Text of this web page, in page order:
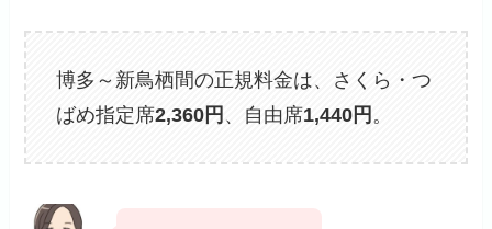
博多～新鳥栖間の正規料金は、さくら・つ
ばめ指定席2,360円 、自由席1,440円 。